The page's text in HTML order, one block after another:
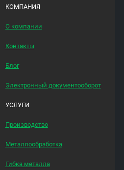
КОМПАНИЯ
О компании
Контакты
Блог
Электронный документооборот
УСЛУГИ
Производство
Металлообработка
Гибка металла